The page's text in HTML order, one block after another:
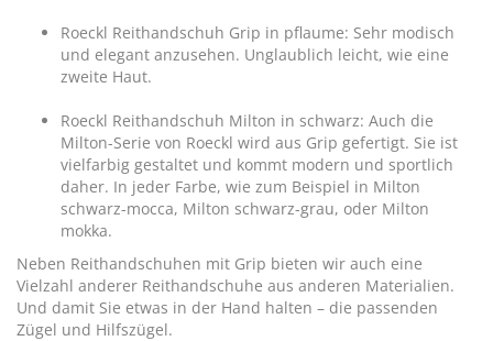
Roeckl Reithandschuh Grip in pflaume: Sehr modisch
und elegant anzusehen. Unglaublich leicht, wie eine
zweite Haut.
Roeckl Reithandschuh Milton in schwarz: Auch die
Milton-Serie von Roeckl wird aus Grip gefertigt. Sie ist
vielfarbig gestaltet und kommt modern und sportlich
daher. In jeder Farbe, wie zum Beispiel in Milton
schwarz-mocca, Milton schwarz-grau, oder Milton
mokka.
Neben Reithandschuhen mit Grip bieten wir auch eine
Vielzahl anderer Reithandschuhe aus anderen Materialien.
Und damit Sie etwas in der Hand halten – die passenden
Zügel und Hilfszügel.